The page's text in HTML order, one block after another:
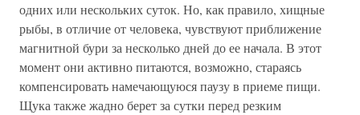
одних или нескольких суток. Но, как правило, хищные
рыбы, в отличие от человека, чувствуют приближение
магнитной бури за несколько дней до ее начала. В этот
момент они активно питаются, возможно, стараясь
компенсировать намечающуюся паузу в приеме пищи.
Щука также жадно берет за сутки перед резким